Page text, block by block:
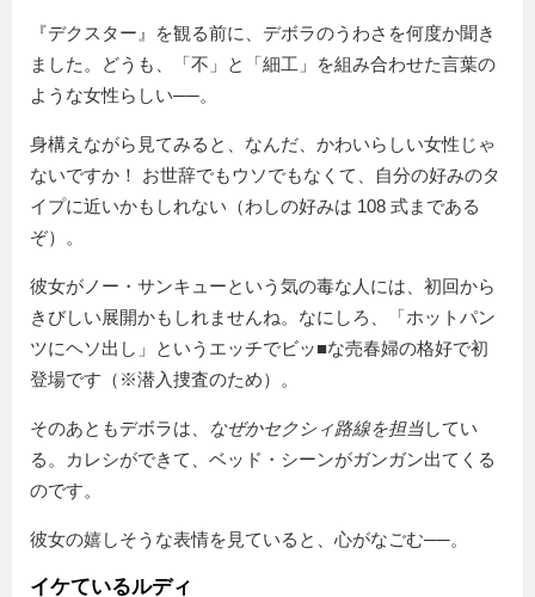
『デクスター』を観る前に、デボラのうわさを何度か聞き
ました。どうも、「不」と「細工」を組み合わせた言葉の
ような女性らしい──。
身構えながら見てみると、なんだ、かわいらしい女性じゃ
ないですか！ お世辞でもウソでもなくて、自分の好みのタ
イプに近いかもしれない（わしの好みは 108 式まである
ぞ）。
彼女がノー・サンキューという気の毒な人には、初回から
きびしい展開かもしれませんね。なにしろ、「ホットパン
ツにヘソ出し」というエッチでビッ■な売春婦の格好で初
登場です（※潜入捜査のため）。
そのあともデボラは、 なぜかセクシィ路線を担当してい
る。カレシができて、ベッド・シーンがガンガン出てくる
のです。
彼女の嬉しそうな表情を見ていると、心がなごむ──。
イケているルディ